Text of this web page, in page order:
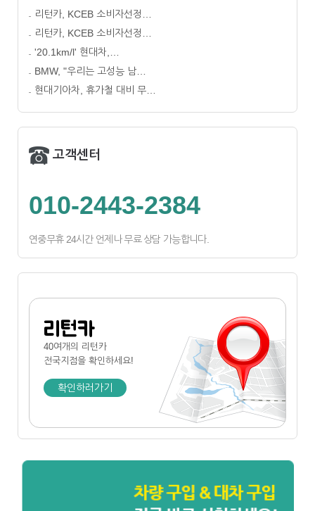
리턴카, KCEB 소비자선정…
리턴카, KCEB 소비자선정…
'20.1km/l' 현대차,…
BMW, "우리는 고성능 남…
현대기아차, 휴가철 대비 무…
고객센터
010-2443-2384
연중무휴 24시간 언제나 무료 상담 가능합니다.
리턴카
40여개의 리턴카
전국지점을 확인하세요!
확인하러가기